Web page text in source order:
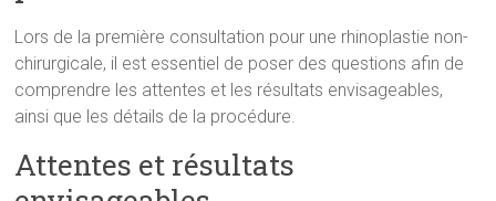
Lors de la première consultation pour une rhinoplastie non-
chirurgicale, il est essentiel de poser des questions afin de
comprendre les attentes et les résultats envisageables,
ainsi que les détails de la procédure.
Attentes et résultats